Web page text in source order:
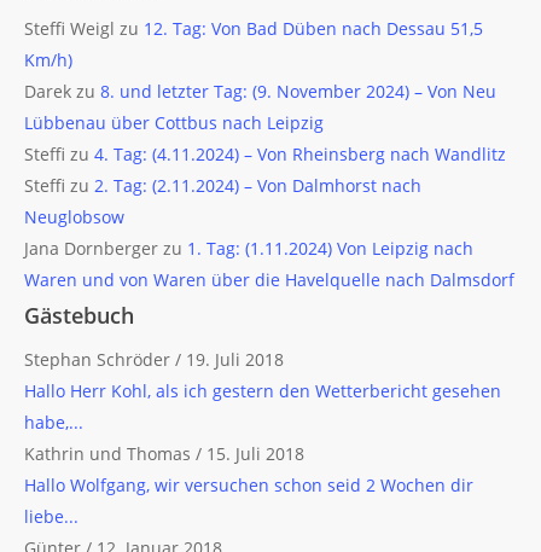
Steffi Weigl zu 12. Tag: Von Bad Düben nach Dessau 51,5
Km/h)
Darek zu 8. und letzter Tag: (9. November 2024) – Von Neu
Lübbenau über Cottbus nach Leipzig
Steffi zu 4. Tag: (4.11.2024) – Von Rheinsberg nach Wandlitz
Steffi zu 2. Tag: (2.11.2024) – Von Dalmhorst nach
Neuglobsow
Jana Dornberger zu 1. Tag: (1.11.2024) Von Leipzig nach
Waren und von Waren über die Havelquelle nach Dalmsdorf
Gästebuch
Stephan Schröder / 19. Juli 2018
Hallo Herr Kohl, als ich gestern den Wetterbericht gesehen
habe,...
Kathrin und Thomas / 15. Juli 2018
Hallo Wolfgang, wir versuchen schon seid 2 Wochen dir
liebe...